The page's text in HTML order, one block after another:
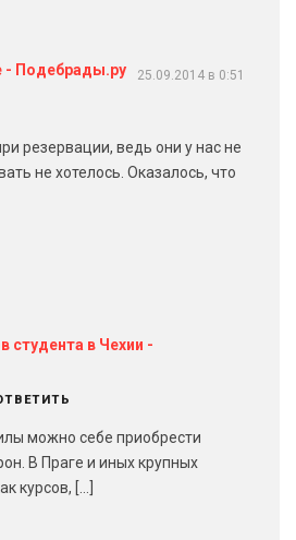
- Подебрады.ру 25.09.2014 в 0:51
резервации, ведь они у нас не
не хотелось. Оказалось, что
студента в Чехии -
можно себе приобрести
В Праге и иных крупных
курсов, […]